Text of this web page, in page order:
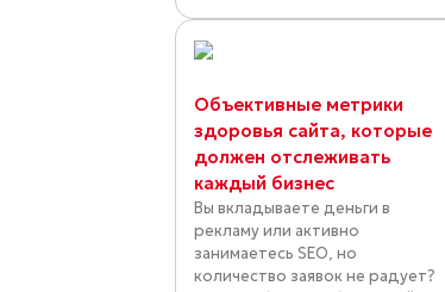
Объективные метрики
здоровья сайта, которые
должен отслеживать
каждый бизнес
Вы вкладываете деньги в
рекламу или активно
занимаетесь SEO, но
количество заявок не радует?